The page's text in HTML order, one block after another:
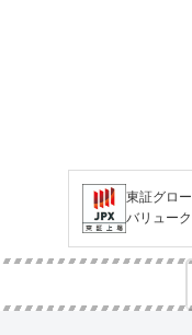
東証グロ
バリュー